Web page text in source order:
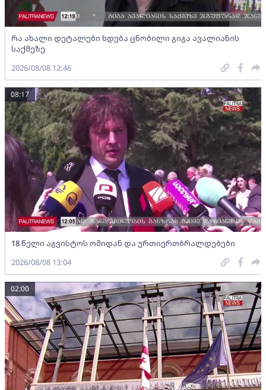
რა ახალი დეტალები ხდება ცნობილი გიგა ავალიანის
საქმეზე
2026/08/08 12:46
18 წელი აგვისტოს ომიდან და ურთიერთბრალდებები
08:17
2026/08/08 13:04
02:00